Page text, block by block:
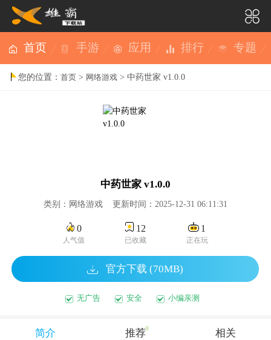
首页 手游 应用 排行 专题
您的位置：首页 > 网络游戏 > 中药世家 v1.0.0
中药世家 v1.0.0
类别：网络游戏 更新时间：2025-12-31 06:11:31
0
人气值
12
已收藏
1
正在玩
官方下载 (70MB)
无广告 安全 小编亲测
简介 推荐0 相关